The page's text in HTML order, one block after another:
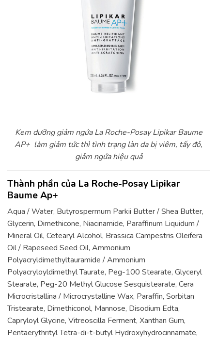
Kem dưỡng giảm ngứa La Roche-Posay Lipikar Baume
AP+ làm giảm tức thì tình trạng làn da bị viêm, tấy đỏ,
giảm ngứa hiệu quả
Thành phần của La Roche-Posay Lipikar
Baume Ap+
Aqua / Water, Butyrospermum Parkii Butter / Shea Butter,
Glycerin, Dimethicone, Niacinamide, Paraffinum Liquidum /
Mineral Oil, Cetearyl Alcohol, Brassica Campestris Oleifera
Oil / Rapeseed Seed Oil, Ammonium
Polyacryldimethyltauramide / Ammonium
Polyacryloyldimethyl Taurate, Peg-100 Stearate, Glyceryl
Stearate, Peg-20 Methyl Glucose Sesquistearate, Cera
Microcristallina / Microcrystalline Wax, Paraffin, Sorbitan
Tristearate, Dimethiconol, Mannose, Disodium Edta,
Capryloyl Glycine, Vitreoscilla Ferment, Xanthan Gum,
Pentaerythrityl Tetra-di-t-butyl Hydroxyhydrocinnamate,